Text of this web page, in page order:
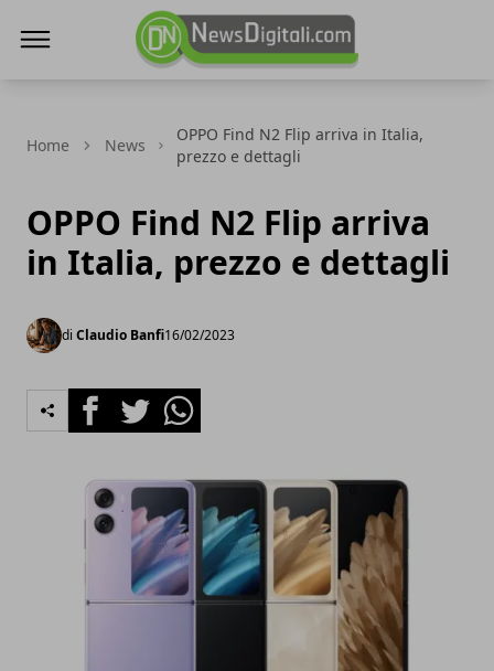
Home News
OPPO Find N2 Flip arriva in Italia,
prezzo e dettagli
OPPO Find N2 Flip arriva
in Italia, prezzo e dettagli
di Claudio Banfi16/02/2023
FacebookTwitterWhatsapp